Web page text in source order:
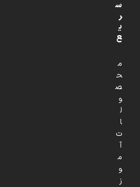
س
ر
ی
ع
م
ح
ص
و
ل
ا
ت
آ
م
و
ز